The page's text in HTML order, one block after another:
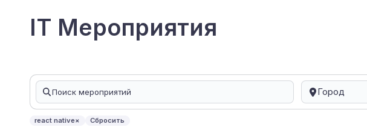
IT Мероприятия
Город
react native× Сбросить